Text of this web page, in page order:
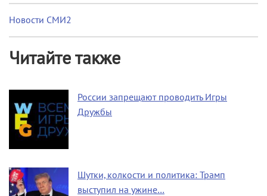
Новости СМИ2
Читайте также
России запрещают проводить Игры
Дружбы
Шутки, колкости и политика: Трамп
выступил на ужине…